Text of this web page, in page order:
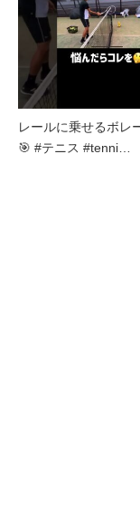
レールに乗せるボレ
🎯 #テニス #tenni…